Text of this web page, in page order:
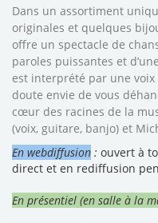
Dans un assortiment
originales et quelques
offre un spectacle de
paroles puissantes et
est interprété par une
doute envie de vous
cœur des racines de la
(voix, guitare, banjo) et
En webdiffusion : ouvert à
direct et en rediffusion
En présentiel (en salle à la